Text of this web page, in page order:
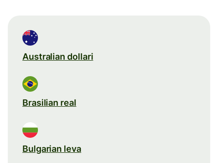
Australian dollari
Brasilian real
Bulgarian leva